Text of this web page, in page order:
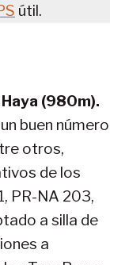
útil.
(980m).
buen número
otros,
de los
PR-NA 203,
a silla de
a